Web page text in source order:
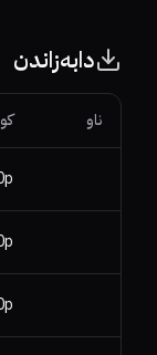
دابەزاندن
ناو